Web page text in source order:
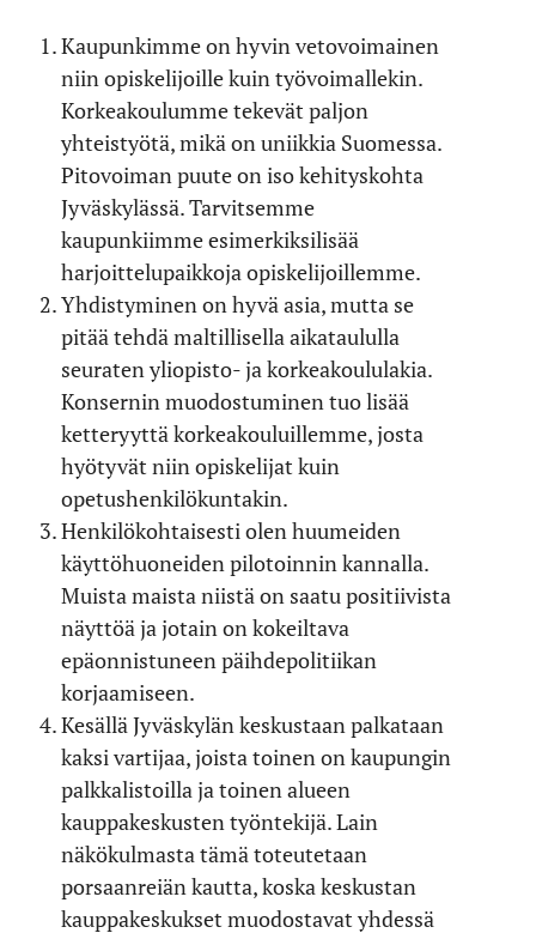
Kaupunkimme on hyvin vetovoimainen
niin opiskelijoille kuin työvoimallekin.
Korkeakoulumme tekevät paljon
yhteistyötä, mikä on uniikkia Suomessa.
Pitovoiman puute on iso kehityskohta
Jyväskylässä. Tarvitsemme
kaupunkiimme esimerkiksilisää
harjoittelupaikkoja opiskelijoillemme.
Yhdistyminen on hyvä asia, mutta se
pitää tehdä maltillisella aikataululla
seuraten yliopisto- ja korkeakoululakia.
Konsernin muodostuminen tuo lisää
ketteryyttä korkeakouluillemme, josta
hyötyvät niin opiskelijat kuin
opetushenkilökuntakin.
Henkilökohtaisesti olen huumeiden
käyttöhuoneiden pilotoinnin kannalla.
Muista maista niistä on saatu positiivista
näyttöä ja jotain on kokeiltava
epäonnistuneen päihdepolitiikan
korjaamiseen.
Kesällä Jyväskylän keskustaan palkataan
kaksi vartijaa, joista toinen on kaupungin
palkkalistoilla ja toinen alueen
kauppakeskusten työntekijä. Lain
näkökulmasta tämä toteutetaan
porsaanreiän kautta, koska keskustan
kauppakeskukset muodostavat yhdessä